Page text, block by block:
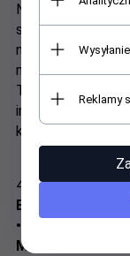
Nowatorski
nieinwazyjnego,
mężczyzn -
THERMO-
innego typu
których
4.
ELEKTRO-
• opatentowane
Magnetic
Reklamy